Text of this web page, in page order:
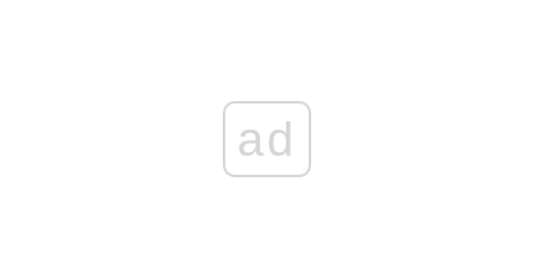
ad